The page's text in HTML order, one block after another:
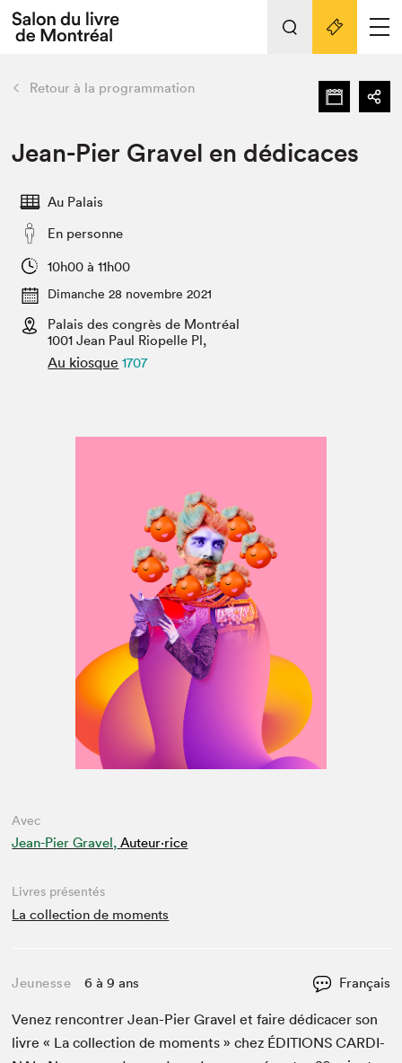
Espace exposant⋅e⋅s
Espace enseignant·e·s
L'événement
Préparer sa visite au Salon
Actualités
SLM PRO
retour Nos activités
Préparer sa visite
Salon au Palais
Projets partenaires
Liens pratiques
Retour à la programmation
Jean-Pier Gravel en dédicaces
Au Palais
En personne
10h00 à 11h00
Dimanche 28 novembre 2021
Palais des congrès de Montréal
1001 Jean Paul Riopelle Pl,
Au kiosque 1707
Avec
Jean-Pier Gravel, Auteur·rice
Livres présentés
La collection de moments
Jeunesse 6 à 9 ans Français
Venez ren­con­tr­er Jean-Pier Grav­el et faire dédi­cac­er son
livre « La col­lec­tion de moments » chez ÉDI­TIONS CAR­DI­